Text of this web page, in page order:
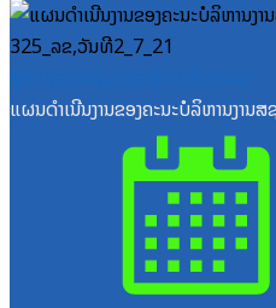
ແຜນດຳເນີນງານຂອງຄະນະບໍລິຫານງາ